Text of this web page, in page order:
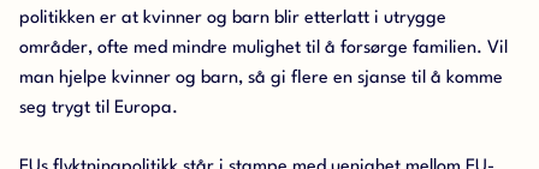
politikken er at kvinner og barn blir etterlatt i utrygge
områder, ofte med mindre mulighet til å forsørge familien. Vil
man hjelpe kvinner og barn, så gi flere en sjanse til å komme
seg trygt til Europa.